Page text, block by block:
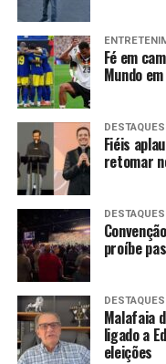
Fé em
Mundo
DESTAQUES
Fiéis
retomar
DESTAQUES
proíbe
DESTAQUES
Malafaia
ligado a
eleições